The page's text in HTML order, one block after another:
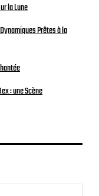
la Lune
Prêtes à la
: une Scène